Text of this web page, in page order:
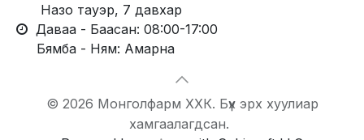
Назо тауэр, 7 давхар
Даваа - Баасан: 08:00-17:00
Бямба - Ням: Амарна
© 2026 Монголфарм ХХК. Бүх эрх хуулиар
хамгаалагдсан.